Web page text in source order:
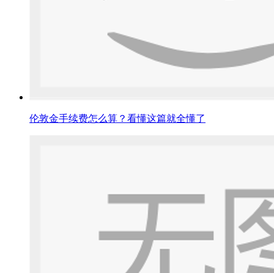
伦敦金手续费怎么算？看懂这篇就全懂了